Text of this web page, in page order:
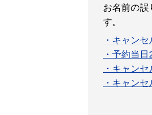
お名前の誤
す。
・キャン
・予約当
・キャン
・キャン